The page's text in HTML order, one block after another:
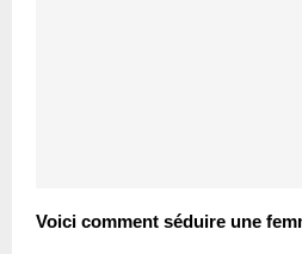
Voici comment séduire une